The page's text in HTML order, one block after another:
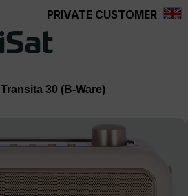
PRIVATE CUSTOMER
Transita 30 (B-Ware)